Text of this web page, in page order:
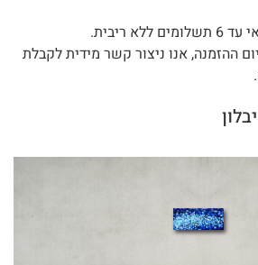
ריבית.
ההזמנה, אנו ניצור קשר מידית לקבלת